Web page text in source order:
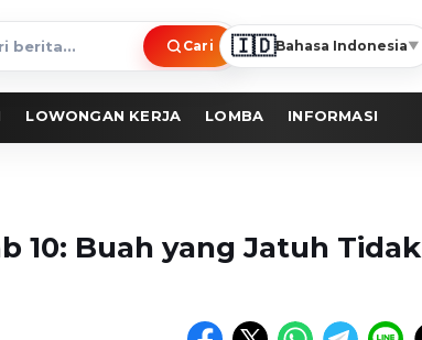
Cari 🇮🇩Bahasa Indonesia▼
LOWONGAN KERJA LOMBA INFORMASI
10: Buah yang Jatuh Tidak